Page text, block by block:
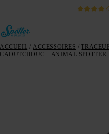
ACCUEIL / ACCESSOIRES /
CAOUTCHOUC – ANIMAL SPOTTER